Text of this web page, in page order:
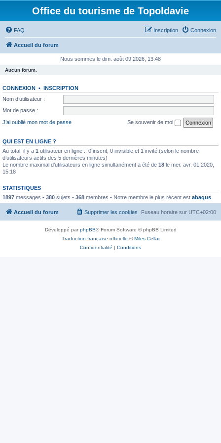
Office du tourisme de Topoldavie
FAQ Connexion
Inscription
Accueil du forum
Nous sommes le dim. août 09 2026, 13:48
Aucun forum.
CONNEXION • INSCRIPTION
Nom d’utilisateur :
Mot de passe :
J’ai oublié mon mot de passe
Se souvenir de moi
QUI EST EN LIGNE ?
Au total, il y a 1 utilisateur en ligne :: 0 inscrit, 0 invisible et 1 invité (selon le nombre
d’utilisateurs actifs des 5 dernières minutes)
Le nombre maximal d’utilisateurs en ligne simultanément a été de 18 le mer. avr. 01 2020,
15:18
STATISTIQUES
1897 messages • 380 sujets • 368 membres • Notre membre le plus récent est abaqus
Accueil du forum Fuseau horaire sur UTC+02:00
Supprimer les cookies
Développé parphpBB® Forum Software © phpBB Limited
Traduction française officielle ©Miles Cellar
Confidentialité | Conditions